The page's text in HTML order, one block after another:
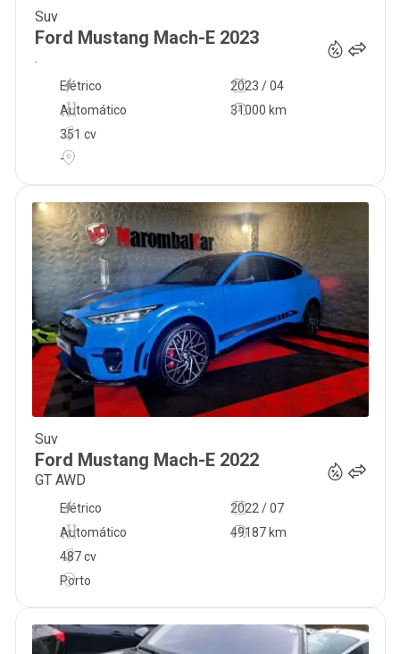
Suv
Ford Mustang Mach-E 2023
.
2023 / 04
Automático
31000 km
351 cv
Elétrico
-
Suv
Ford Mustang Mach-E 2022
GT AWD
2022 / 07
Automático
49187 km
487 cv
Elétrico
Porto